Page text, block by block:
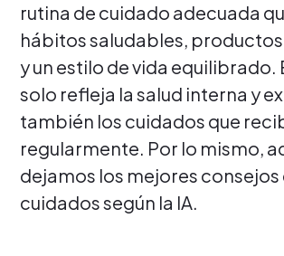
rutina de cuidado adecuada
hábitos saludables,
y un estilo de vida equilibrado.
solo refleja la salud interna y
también los cuidados que
regularmente. Por lo mismo,
dejamos los mejores consejos
cuidados según la IA.